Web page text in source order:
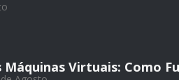
Virtuais: Como